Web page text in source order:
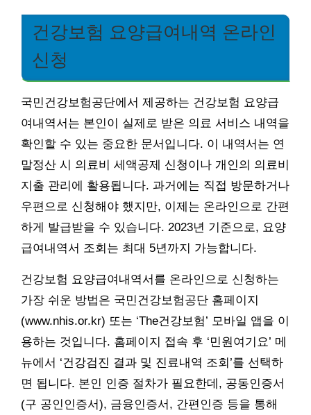
건강보험 요양급여내역 온라인
신청
국민건강보험공단에서 제공하는 건강보험 요양급
여내역서는 본인이 실제로 받은 의료 서비스 내역을
확인할 수 있는 중요한 문서입니다. 이 내역서는 연
말정산 시 의료비 세액공제 신청이나 개인의 의료비
지출 관리에 활용됩니다. 과거에는 직접 방문하거나
우편으로 신청해야 했지만, 이제는 온라인으로 간편
하게 발급받을 수 있습니다. 2023년 기준으로, 요양
급여내역서 조회는 최대 5년까지 가능합니다.
건강보험 요양급여내역서를 온라인으로 신청하는
가장 쉬운 방법은 국민건강보험공단 홈페이지
(www.nhis.or.kr) 또는 ‘The건강보험’ 모바일 앱을 이
용하는 것입니다. 홈페이지 접속 후 ‘민원여기요’ 메
뉴에서 ‘건강검진 결과 및 진료내역 조회’를 선택하
면 됩니다. 본인 인증 절차가 필요한데, 공동인증서
(구 공인인증서), 금융인증서, 간편인증 등을 통해